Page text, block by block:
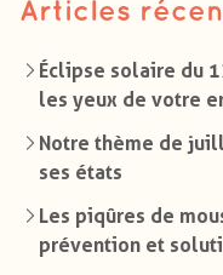
Articles
Éclipse solaire du
les yeux de votre
Notre thème de
ses états
Les piqûres de
prévention et